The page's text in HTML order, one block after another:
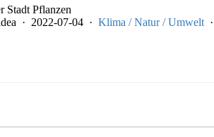
Stadt Pflanzen
· 2022-07-04 · Klima / Natur / Umwelt·